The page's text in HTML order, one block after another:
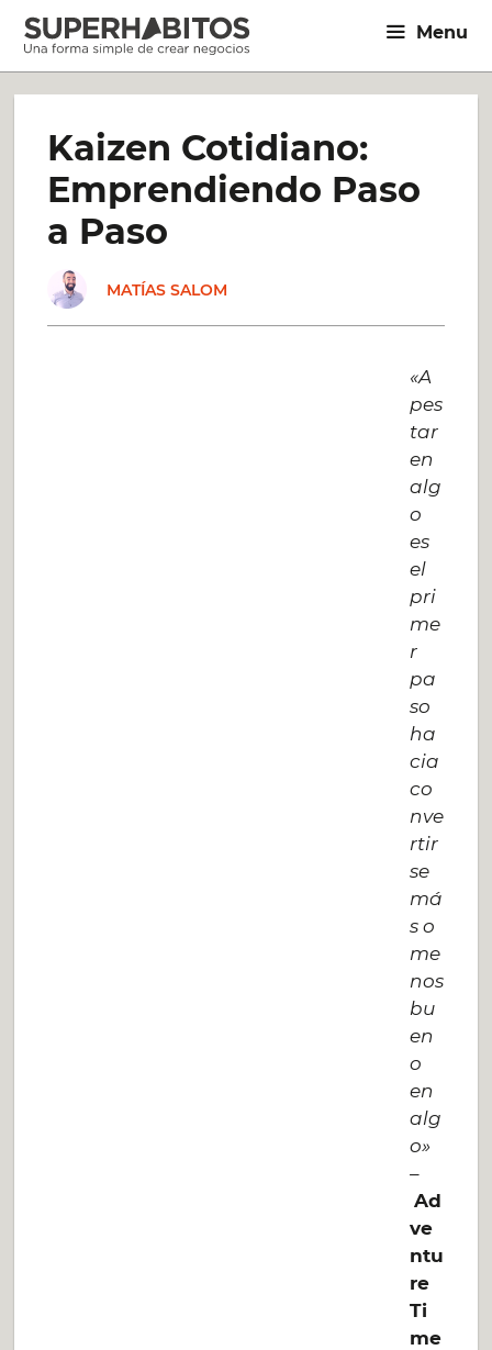
Saltar
contenido
Menu
Kaizen Cotidiano:
Emprendiendo Paso
a Paso
MATÍAS SALOM
«A
pes
tar
en
alg
o
es
el
pri
me
r
pa
so
ha
cia
co
nve
rtir
se
má
s o
me
nos
bu
en
o
en
alg
o»
–
Ad
ve
ntu
re
Ti
me